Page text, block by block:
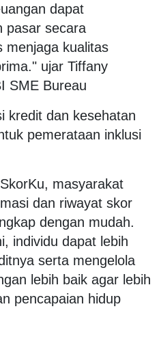
dapat
pasar secara
menjaga kualitas
ujar Tiffany
SME Bureau
kredit dan kesehatan
pemerataan inklusi
masyarakat
dan riwayat skor
dengan mudah.
individu dapat lebih
serta mengelola
lebih baik agar lebih
pencapaian hidup